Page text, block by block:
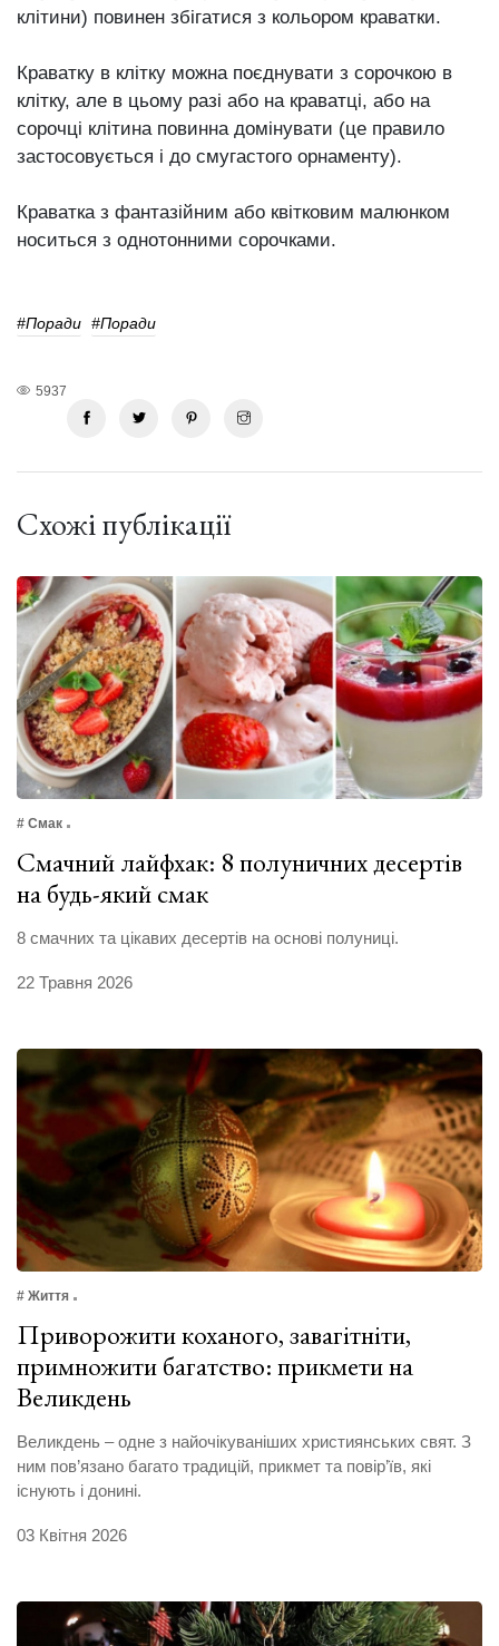
клітини) повинен збігатися з кольором краватки.
Краватку в клітку можна поєднувати з сорочкою в
клітку, але в цьому разі або на краватці, або на
сорочці клітина повинна домінувати (це правило
застосовується і до смугастого орнаменту).
Краватка з фантазійним або квітковим малюнком
носиться з однотонними сорочками.
#поради #поради
5937
Схожі публікації
# Смак
Смачний лайфхак: 8 полуничних десертів
на будь-який смак
8 смачних та цікавих десертів на основі полуниці.
22 Травня 2026
# Життя
Приворожити коханого, завагітніти,
примножити багатство: прикмети на
Великдень
Великдень – одне з найочікуваніших християнських свят. З
ним пов’язано багато традицій, прикмет та повір’їв, які
існують і донині.
03 Квітня 2026